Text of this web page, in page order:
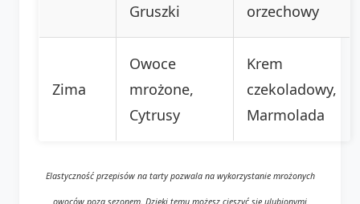
Gruszki
orzechowy
Zima
Owoce
mrożone,
Cytrusy
Krem
czekoladowy,
Marmolada
Elastyczność przepisów na tarty pozwala na wykorzystanie mrożonych
owoców poza sezonem. Dzięki temu możesz cieszyć się ulubionymi